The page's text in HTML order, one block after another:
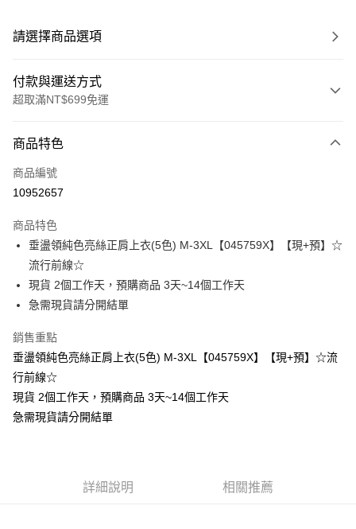
請選擇商品選項
付款與運送方式
超取滿NT$699免運
信用卡一次付款
超商取貨付款
Apple Pay
街口支付
悠遊付
Google Pay
全支付
大哥付你分期
2.付款方式選擇「大哥付你分期」，訂單成立後會自動跳轉到大哥付的交易
商品特色
商品編號
10952657
商品特色
垂盪領純色亮絲正肩上衣(5色) M-3XL【045759X】【現+預】☆
流行前線☆
現貨 2個工作天，預購商品 3天~14個工作天
急需現貨請分開結單
銷售重點
垂盪領純色亮絲正肩上衣(5色) M-3XL【045759X】【現+預】☆流
行前線☆
現貨 2個工作天，預購商品 3天~14個工作天
急需現貨請分開結單
詳細說明 相關推薦